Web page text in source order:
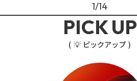
1/14
PICK UP
💡 ピックアップ